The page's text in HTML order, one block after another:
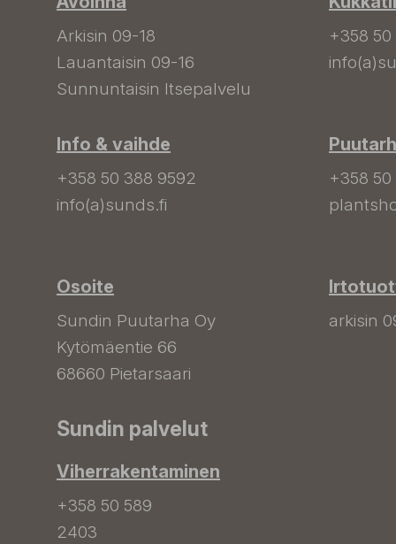
Arkisin 09-18
Lauantaisin 09-16
Sunnuntaisin Itsepalvelu
Info & vaihde
+358 50 388 9592
info(a)sunds.fi
Osoite
Sundin Puutarha Oy
Kytömäentie 66
68660 Pietarsaari
+358
+358
arkisin
Sundin palvelut
Viherrakentaminen
+358 50 589
2403